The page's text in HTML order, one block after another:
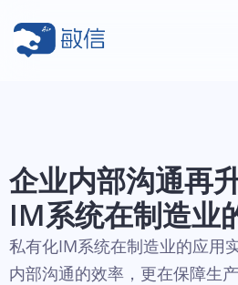
企业内部沟通再
IM系统在制造业
私有化IM系统在制造业的应用
内部沟通的效率，更在保障生